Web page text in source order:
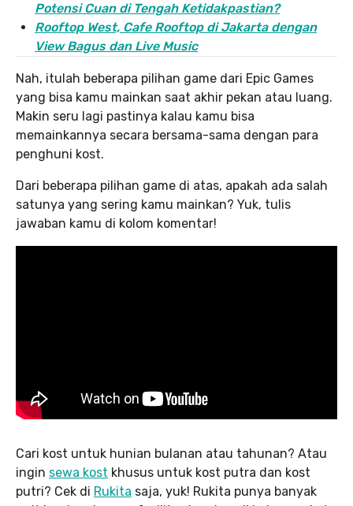
Potensi Cuan di Tengah Ketidakpastian?
Rooftop West, Cafe Rooftop di Jakarta dengan
View Bagus dan Live Music
Nah, itulah beberapa pilihan game dari Epic Games
yang bisa kamu mainkan saat akhir pekan atau luang.
Makin seru lagi pastinya kalau kamu bisa
memainkannya secara bersama-sama dengan para
penghuni kost.
Dari beberapa pilihan game di atas, apakah ada salah
satunya yang sering kamu mainkan? Yuk, tulis
jawaban kamu di kolom komentar!
Cari kost untuk hunian bulanan atau tahunan? Atau
ingin sewa kost khusus untuk kost putra dan kost
putri? Cek di Rukita saja, yuk! Rukita punya banyak